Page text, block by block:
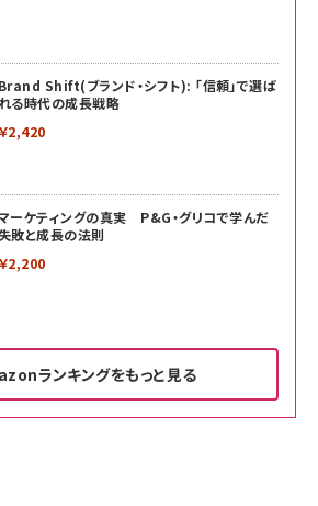
Brand Shift(ブランド・シフト): 「信頼」で選ば
れる時代の成長戦略
￥2,420
ーケティングの真実 P&G・グリコで学んだ
失敗と成長の法則
￥2,200
ランキングをもっと見る